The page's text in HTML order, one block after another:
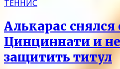
ТЕННИС
Алькарас снялся
Цинциннати и
защитить титул